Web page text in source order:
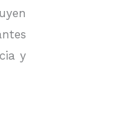
y